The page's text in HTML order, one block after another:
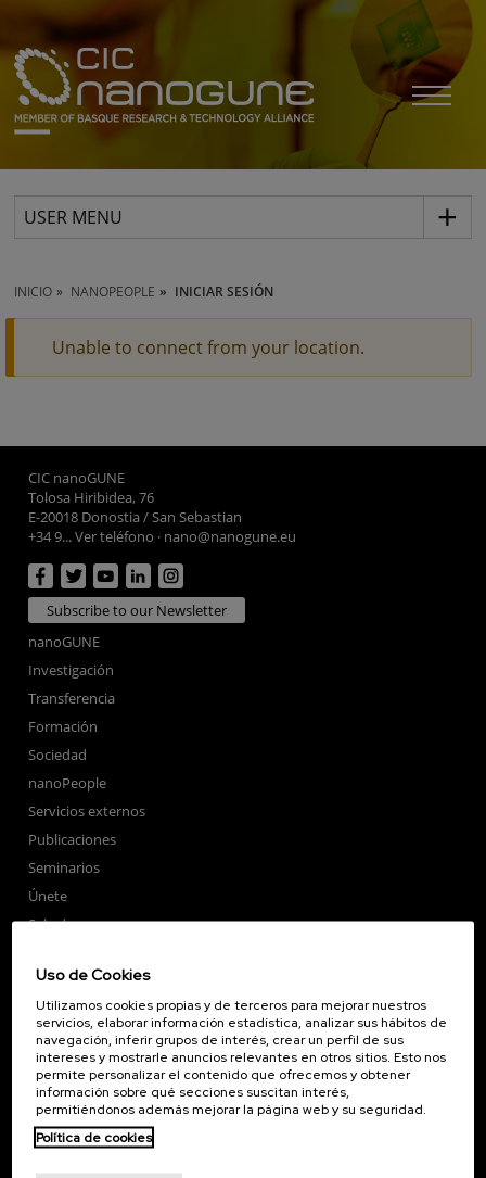
USER MENU
INICIO NANOPEOPLE INICIAR SESIÓN
Unable to connect from your location.
CIC nanoGUNE
Tolosa Hiribidea, 76
E-20018 Donostia / San Sebastian
+34 9... Ver teléfono · nano@nanogune.eu
Subscribe to our Newsletter
nanoGUNE
Investigación
Transferencia
Formación
Sociedad
nanoPeople
Servicios externos
Publicaciones
Seminarios
Únete
Sala de prensa
Corporate Compliance
Nanomagnetismo
Nanoóptica
Autoensamblado
Nanobiosistemas
Nanodispositivos
Microscopía Electrónica
Uso de Cookies
Utilizamos cookies propias y de terceros para mejorar nuestros
servicios, elaborar información estadística, analizar sus hábitos de
navegación, inferir grupos de interés, crear un perfil de sus
intereses y mostrarle anuncios relevantes en otros sitios. Esto nos
permite personalizar el contenido que ofrecemos y obtener
información sobre qué secciones suscitan interés,
permitiéndonos además mejorar la página web y su seguridad.
Política de cookies